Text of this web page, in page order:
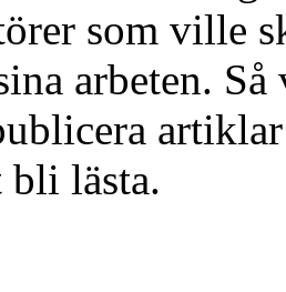
som ville
arbeten.
bli lästa.